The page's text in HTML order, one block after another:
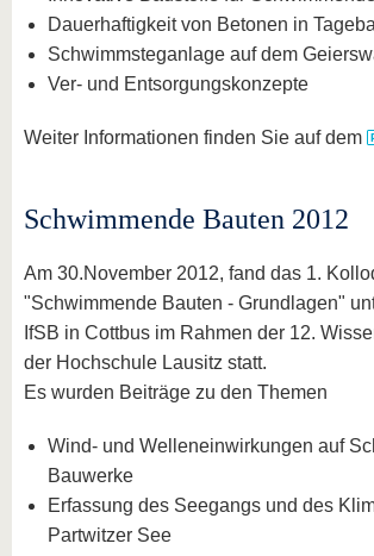
Dauerhaftigkeit von Betonen in
Schwimmsteganlage auf dem
Ver- und Entsorgungskonzepte
Weiter Informationen finden Sie auf dem
Schwimmende Bauten 2012
Am 30.November 2012, fand das 1.
"Schwimmende Bauten - Grundlagen"
IfSB in Cottbus im Rahmen der 12.
der Hochschule Lausitz statt.
Es wurden Beiträge zu den Themen
Wind- und Welleneinwirkungen auf
Bauwerke
Erfassung des Seegangs und des
Partwitzer See